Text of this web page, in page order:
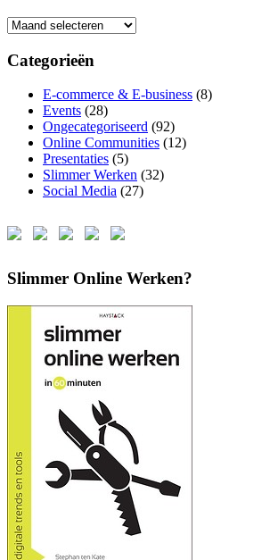
Archieven
Categorieën
E-commerce & E-business (8)
Events (28)
Ongecategoriseerd (92)
Online Communities (12)
Presentaties (5)
Slimmer Werken (32)
Social Media (27)
Slimmer Online Werken?